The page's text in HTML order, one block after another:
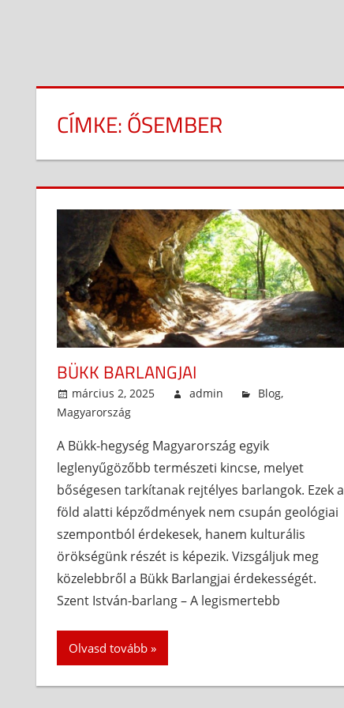
CÍMKE:ŐSEMBER
BÜKK BARLANGJAI
március 2, 2025 admin Blog,
Magyarország
A Bükk-hegység Magyarország egyik
leglenyűgözőbb természeti kincse, melyet
bőségesen tarkítanak rejtélyes barlangok. Ezek a
föld alatti képződmények nem csupán geológiai
szempontból érdekesek, hanem kulturális
örökségünk részét is képezik. Vizsgáljuk meg
közelebbről a Bükk Barlangjai érdekességét.
Szent István-barlang – A legismertebb
Olvasd tovább